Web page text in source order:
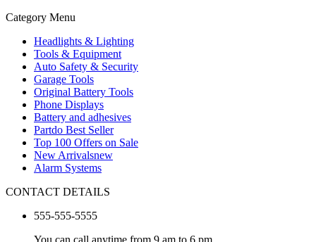
Category Menu
Headlights & Lighting
Tools & Equipment
Auto Safety & Security
Garage Tools
Original Battery Tools
Phone Displays
Battery and adhesives
Partdo Best Seller
Top 100 Offers on Sale
New Arrivalsnew
Alarm Systems
CONTACT DETAILS
555-555-5555
You can call anytime from 9 am to 6 pm.